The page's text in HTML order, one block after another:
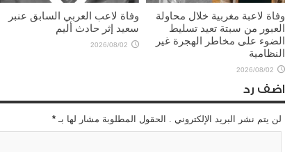
وفاة لاعبة مغربية خلال محاولة
العبور من سبتة تعيد تسليط
الضوء على مخاطر الهجرة غير
النظامية
2026/08/02
وفاة لاعب العربي السابق عنبر
سعيد إثر حادث أليم
2026/08/02
اضف رد
لن يتم نشر البريد الإلكتروني . الحقول المطلوبة مشار لها بـ *